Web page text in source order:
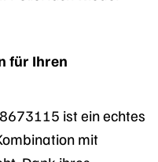
für Ihren
ist ein echtes
mit